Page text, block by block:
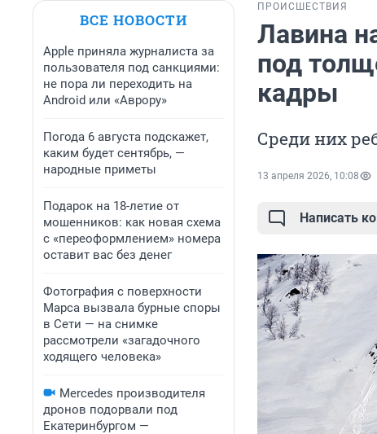
ВСЕ НОВОСТИ
Apple приняла журналиста за
пользователя под санкциями:
не пора ли переходить на
Android или «Аврору»
Погода 6 августа подскажет,
каким будет сентябрь, —
народные приметы
Подарок на 18-летие от
мошенников: как новая схема
с «переоформлением» номера
оставит вас без денег
Фотография с поверхности
Марса вызвала бурные споры
в Сети — на снимке
рассмотрели «загадочного
ходящего человека»
Mercedes производителя
дронов подорвали под
Екатеринбургом —
ПРОИСШЕСТВИЯ
Лавина
под
кадры
Среди них
13 апреля 2026, 10:08
Написать